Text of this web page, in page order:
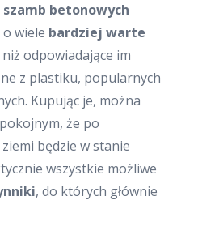
szamb betonowych
wiele bardziej warte
niż odpowiadające im
z plastiku, popularnych
Kupując je, można
że po
będzie w stanie
wszystkie możliwe
, do których głównie